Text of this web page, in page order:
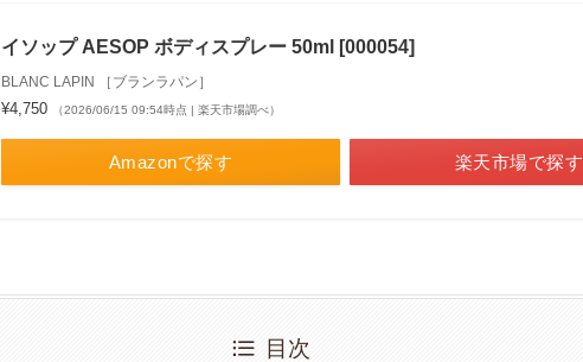
イソップ AESOP ボディスプレー 50ml [000054]
BLANC LAPIN ［ブランラパン］
¥4,750 （2026/06/15 09:54時点 | 楽天市場調べ）
Amazonで探す 楽天市場で探す
目次